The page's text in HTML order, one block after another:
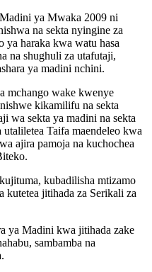
ya Mwaka 2009 ni
na sekta nyingine za
ya haraka kwa watu hasa
na shughuli za utafutaji,
ya madini nchini.
mchango wake kwenye
kikamilifu na sekta
wa sekta ya madini na sekta
Taifa maendeleo kwa
ajira pamoja na kuchochea
kubadilisha mtizamo
kutetea jitihada za Serikali za
ya Madini kwa jitihada zake
sambamba na